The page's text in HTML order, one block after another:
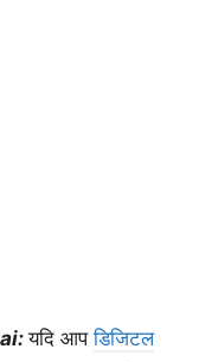
यदि आपडिजिटल